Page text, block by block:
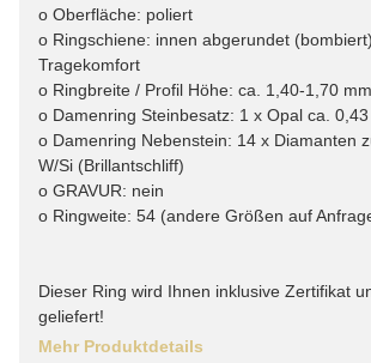
o Oberfläche: poliert
o Ringschiene: innen abgerundet
Tragekomfort
o Ringbreite / Profil Höhe: ca. 1,40-1,70
o Damenring Steinbesatz: 1 x Opal ca. 0,43
o Damenring Nebenstein: 14 x Diamanten
W/Si (Brillantschliff)
o GRAVUR: nein
o Ringweite: 54 (andere Größen auf
Dieser Ring wird Ihnen inklusive Zertifikat
geliefert!
Mehr Produktdetails